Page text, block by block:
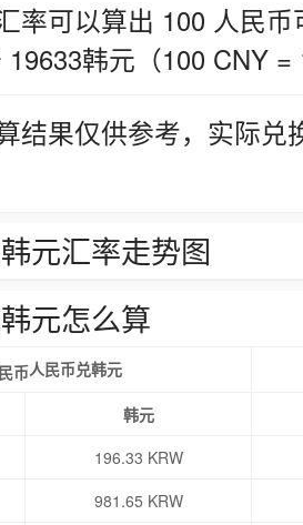
率可以算出 100 人民
韩元（100 CNY =
结果仅供参考，实际
元汇率走势图
元怎么算
人民币兑韩元
韩元
196.33 KRW
981.65 KRW